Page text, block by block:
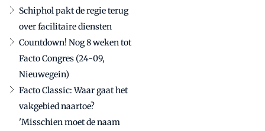
Schiphol pakt de regie terug
over facilitaire diensten
Countdown! Nog 8 weken tot
Facto Congres (24-09,
Nieuwegein)
Facto Classic: Waar gaat het
vakgebied naartoe?
'Misschien moet de naam